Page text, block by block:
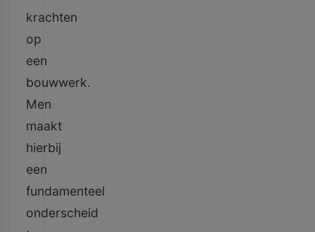
krachten
op
een
bouwwerk.
Men
maakt
hierbij
een
fundamenteel
onderscheid